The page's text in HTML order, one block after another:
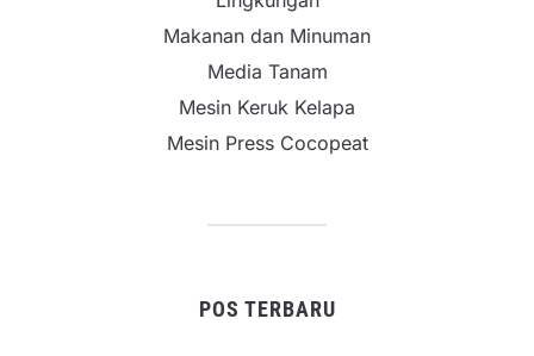
Makanan dan Minuman
Media Tanam
Mesin Keruk Kelapa
Mesin Press Cocopeat
POS TERBARU